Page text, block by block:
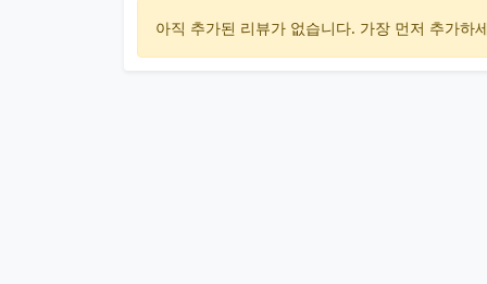
아직 추가된 리뷰가 없습니다. 가장 먼저 추가하